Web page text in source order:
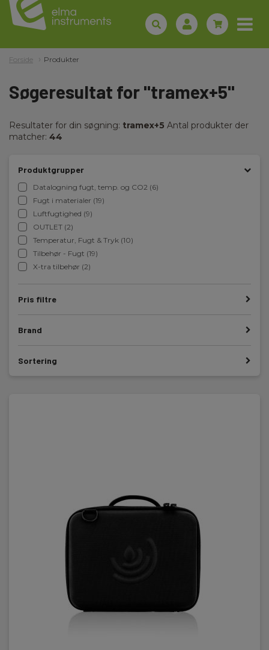
Forside Produkter
Søgeresultat for "tramex+5"
Resultater for din søgning: tramex+5 Antal produkter der
matcher: 44
Produktgrupper
Datalogning fugt, temp. og CO2 (6)
Fugt i materialer (19)
Luftfugtighed (9)
OUTLET (2)
Temperatur, Fugt & Tryk (10)
Tilbehør - Fugt (19)
X-tra tilbehør (2)
Pris filtre
Brand
Sortering